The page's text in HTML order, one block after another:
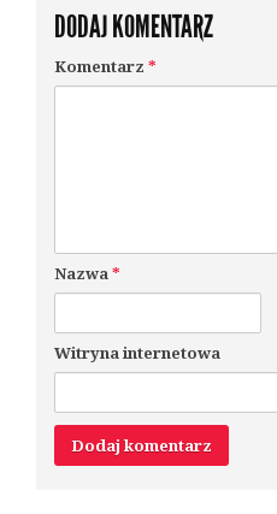
DODAJ KOMENTARZ
Komentarz *
Nazwa*
Witryna internetowa